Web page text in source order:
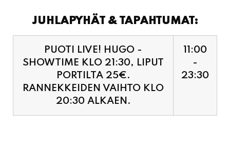
JUHLAPYHÄT & TAPAHTUMAT:
PUOTI LIVE! HUGO -
SHOWTIME KLO 21:30, LIPUT
PORTILTA 25€.
RANNEKKEIDEN VAIHTO KLO
20:30 ALKAEN.
11:00
-
23:30